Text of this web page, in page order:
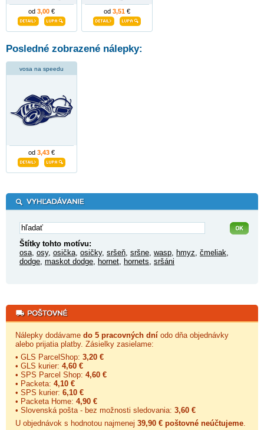
od 3,00 € od 3,51 €
Posledné zobrazené nálepky:
vosa na speedu
od 3,43 €
Štítky tohto motívu:
osa, osy, osička, osičky, sršeň, sršne, wasp, hmyz, čmeliak,
dodge, maskot dodge, hornet, hornets, sršáni
Nálepky dodávame do 5 pracovných dní odo dňa objednávky
alebo prijatia platby. Zásielky zasielame:
• GLS ParcelShop: 3,20 €
• GLS kurier: 4,60 €
• SPS Parcel Shop: 4,60 €
• Packeta: 4,10 €
• SPS kurier: 6,10 €
• Packeta Home: 4,90 €
• Slovenská pošta - bez možnosti sledovania: 3,60 €
U objednávok s hodnotou najmenej 39,90 € poštovné neúčtujeme.